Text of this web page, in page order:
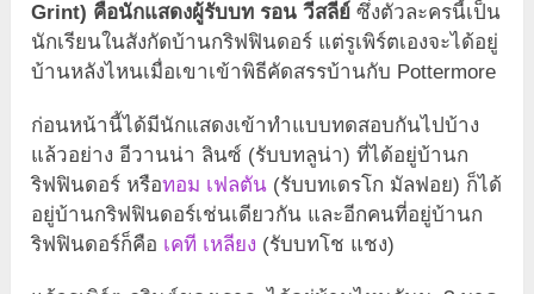
Grint) คือนักแสดงผู้รับบท รอน วีสลีย์ ซึ่งตัวละครนี้เป็น
นักเรียนในสังกัดบ้านกริฟฟินดอร์ แต่รูเพิร์ตเองจะได้อยู่
บ้านหลังไหนเมื่อเขาเข้าพิธีคัดสรรบ้านกับ Pottermore
ก่อนหน้านี้ได้มีนักแสดงเข้าทำแบบทดสอบกันไปบ้าง
แล้วอย่าง อีวานน่า ลินซ์ (รับบทลูน่า) ที่ได้อยู่บ้านก
ริฟฟินดอร์ หรือทอม เฟลตัน (รับบทเดรโก มัลฟอย) ก็ได้
อยู่บ้านกริฟฟินดอร์เช่นเดียวกัน และอีกคนที่อยู่บ้านก
ริฟฟินดอร์ก็คือ เคที เหลียง (รับบทโช แชง)